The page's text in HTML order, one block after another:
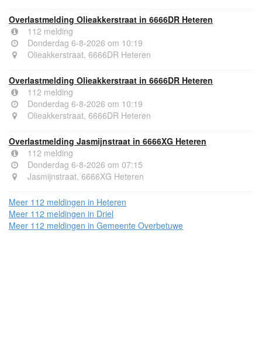
Overlastmelding Olieakkerstraat in 6666DR Heteren
112 melding
Donderdag 6-8-2026 om 10:19
Olieakkerstraat, 6666DR Heteren
Overlastmelding Olieakkerstraat in 6666DR Heteren
112 melding
Donderdag 6-8-2026 om 10:19
Olieakkerstraat, 6666DR Heteren
Overlastmelding Jasmijnstraat in 6666XG Heteren
112 melding
Donderdag 6-8-2026 om 07:15
Jasmijnstraat, 6666XG Heteren
Meer 112 meldingen in Heteren
Meer 112 meldingen in Driel
Meer 112 meldingen in Gemeente Overbetuwe